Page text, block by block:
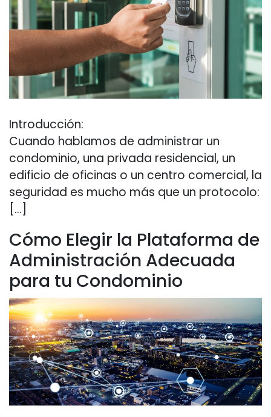
Introducción:
Cuando hablamos de administrar un
condominio, una privada residencial, un
edificio de oficinas o un centro comercial, la
seguridad es mucho más que un protocolo:
[…]
Cómo Elegir la Plataforma de
Administración Adecuada
para tu Condominio